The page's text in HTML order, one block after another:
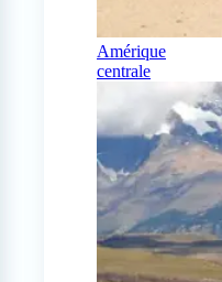
Amérique
centrale